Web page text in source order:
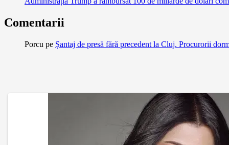
Comentarii
Porcu pe Șantaj de presă fără precedent la Cluj. Procurorii